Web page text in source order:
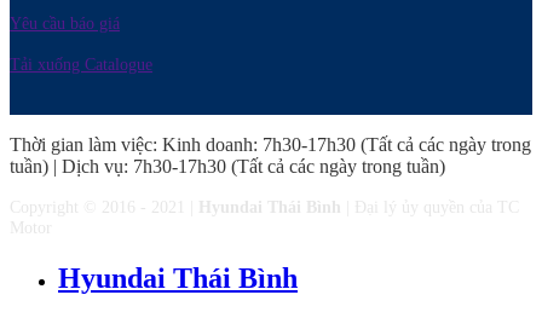
Yêu cầu báo giá
Tải xuống Catalogue
Thời gian làm việc: Kinh doanh: 7h30-17h30 (Tất cả các ngày trong
tuần) | Dịch vụ: 7h30-17h30 (Tất cả các ngày trong tuần)
Copyright © 2016 - 2021 | Hyundai Thái Bình | Đại lý ủy quyền của TC
Motor
Hyundai Thái Bình